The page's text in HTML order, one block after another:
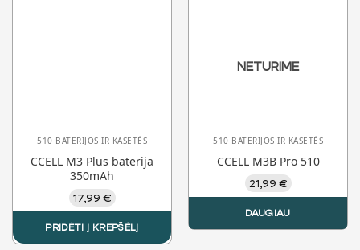
510 BATERIJOS IR KASETĖS
CCELL M3 Plus baterija
350mAh
17,99 €
PRIDĖTI Į KREPŠĖLĮ
NETURIME
510 BATERIJOS IR KASETĖS
CCELL M3B Pro 510
21,99 €
DAUGIAU